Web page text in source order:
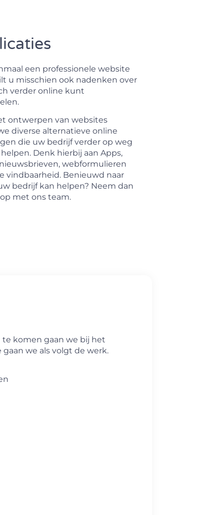
een professionele website
u misschien ook nadenken over
verder online kunt
ontwerpen van websites
diverse alternatieve online
die uw bedrijf verder op weg
Denk hierbij aan Apps,
webformulieren
vindbaarheid. Benieuwd naar
bedrijf kan helpen? Neem dan
met ons team.
komen gaan we bij het
we als volgt de werk.